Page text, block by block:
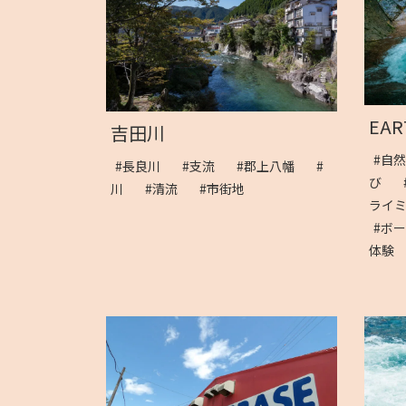
吉田川
#長良川 #支流 #郡上八幡
#
川
#清流 #市街地
#自
び
ライ
#ボ
体験